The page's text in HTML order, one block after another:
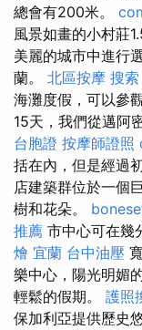
總會有200米。
風景如畫的小村莊
美麗的城市中進行
蘭。 北區按摩 搜索
海灘度假，可以參
15天，我們從邁阿
台胞證 按摩師證照
括在內，但是經過
店建築群位於一個
樹和花朵。
推薦 市中心可在幾
燴 宜蘭 台中油壓
樂中心，陽光明媚
輕鬆的假期。 護照
保加利亞提供歷史